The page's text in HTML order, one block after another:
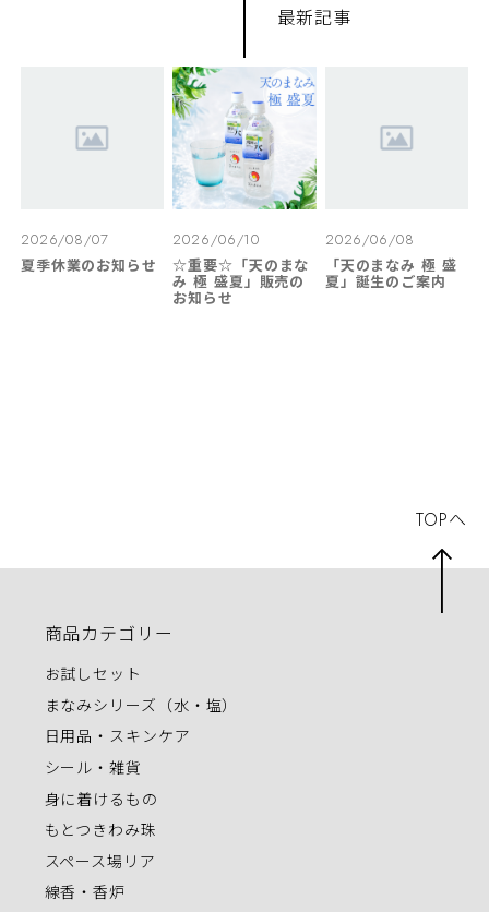
最新記事
2026/08/07
夏季休業のお知らせ
2026/06/10
☆重要☆「天のまな
み 極 盛夏」販売の
お知らせ
2026/06/08
「天のまなみ 極 盛
夏」誕生のご案内
商品カテゴリー
お試しセット
まなみシリーズ（水・塩）
日用品・スキンケア
シール・雑貨
身に着けるもの
もとつきわみ珠
スペース場リア
線香・香炉
TOPへ